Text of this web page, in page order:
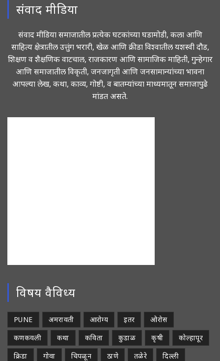
संवाद मीडिया
संवाद मीडिया समाजातील प्रत्येक घटकांच्या घडामोडी, कला आणि
साहित्य क्षेत्रातील उत्तुंग भरारी, खेळ आणि क्रीडा विश्वातील यशस्वी दौड,
शिक्षण व शैक्षणिक वाटचाल, राजकारण आणि सामाजिक माहिती, गुन्हेगार
आणि समाजातील विकृती, जनजागृती आणि जनसामान्यांच्या भावना
आपल्या लेख, कथा, काव्य, गोष्टी, व बातम्यांच्या माध्यमातून समाजापुढे
मांडत असते.
विषय वैविध्य
PUNE अमरावती आरोग्य इतर
ओरोस
कणकवली
कथा कविता कुडाळ कृषी
कोल्हापूर
क्रिडा
गोवा चिपळून ठाणे तळेरे
दिल्ली